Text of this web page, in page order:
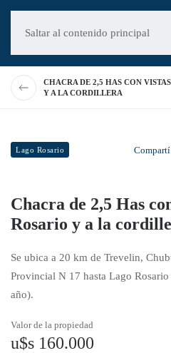
Saltar al contenido principal
CHACRA DE 2,5 HAS CON
Y A LA CORDILLERA
Lago Rosario Compartí
Chacra de 2,5 Has
Rosario y a la
Se ubica a 20 km de Trevelin,
Provincial N 17 hasta Lago
año).
Valor de la propiedad
u$s 160.000